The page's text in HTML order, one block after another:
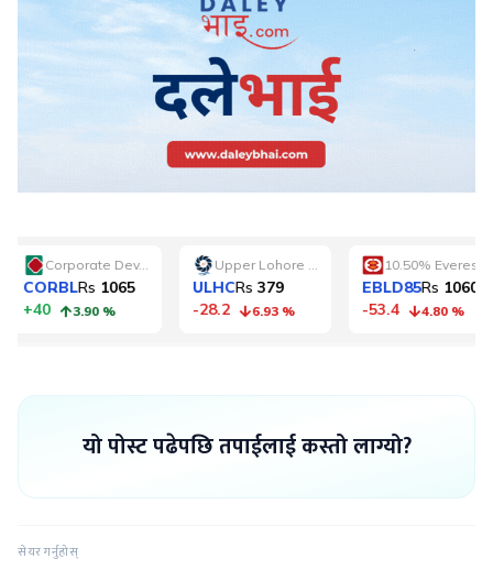
यो पोस्ट पढेपछि तपाईलाई कस्तो लाग्यो?
सेयर गर्नुहोस्